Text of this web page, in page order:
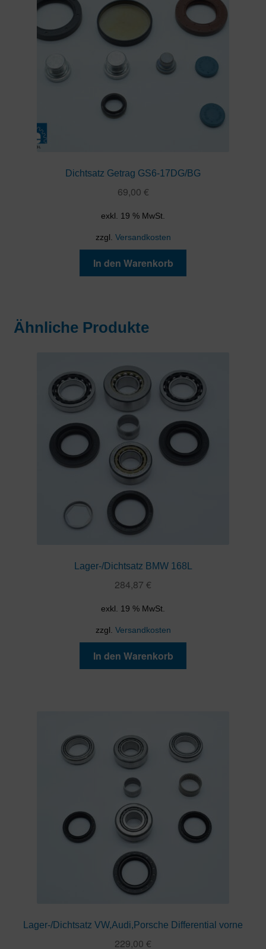
Dichtsatz Getrag GS6-17DG/BG
69,00 €
exkl. 19 % MwSt.
zzgl. Versandkosten
In den Warenkorb
Ähnliche Produkte
Lager-/Dichtsatz BMW 168L
284,87 €
exkl. 19 % MwSt.
zzgl. Versandkosten
In den Warenkorb
Lager-/Dichtsatz VW,Audi,Porsche Differential vorne
229,00 €